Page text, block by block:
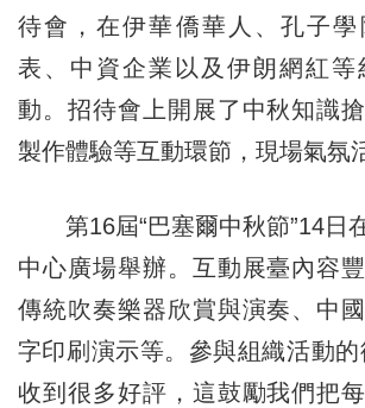
待會，在伊華僑華人、孔子
表、中資企業以及伊朗網紅等
動。招待會上開展了中秋知識
製作體驗等互動環節，現場氣氛
第16屆“巴塞爾中秋節”14日
中心廣場舉辦。互動展臺內容
傳統吹奏樂器欣賞與演奏、中
字印刷演示等。參與組織活動的
收到很多好評，這鼓勵我們把